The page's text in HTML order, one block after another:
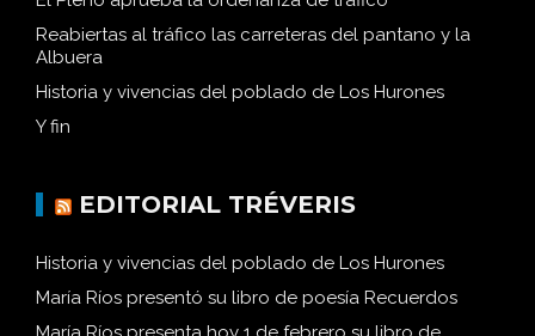
Reabiertas al tráfico las carreteras del pantano y la
Albuera
Historia y vivencias del poblado de Los Hurones
Y fin
EDITORIAL TRÉVERIS
Historia y vivencias del poblado de Los Hurones
María Ríos presentó su libro de poesía Recuerdos